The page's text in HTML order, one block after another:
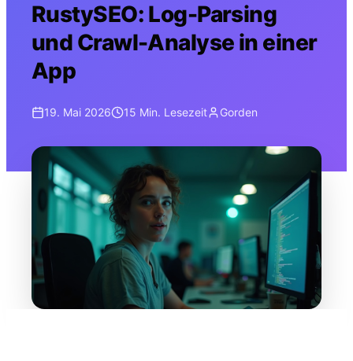
RustySEO: Log-Parsing
und Crawl-Analyse in einer
App
19. Mai 2026 15 Min. Lesezeit Gorden